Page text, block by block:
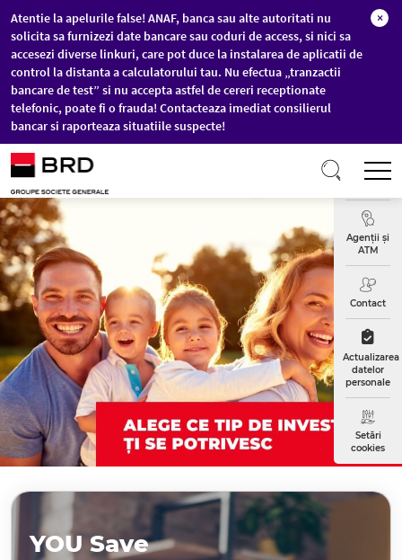
Sari la conținutul principal
Atentie la apelurile false! ANAF, banca sau alte autoritati nu
solicita sa furnizezi date bancare sau coduri de access, si nici sa
accesezi diverse linkuri, care pot duce la instalarea de aplicatii de
control la distanta a calculatorului tau. Nu efectua „tranzactii
bancare de test” si nu accepta astfel de cereri receptionate
telefonic, poate fi o frauda! Contacteaza imediat consilierul
bancar si raporteaza situatiile suspecte!
×
Curs
Agenții și
ATM
Contact
Actualizarea
datelor
personale
Setări
cookies
YOU Save